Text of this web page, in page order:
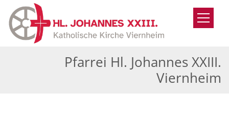
Zum Inhalt springen
Pfarrei Hl. Johannes XXIII.
Viernheim